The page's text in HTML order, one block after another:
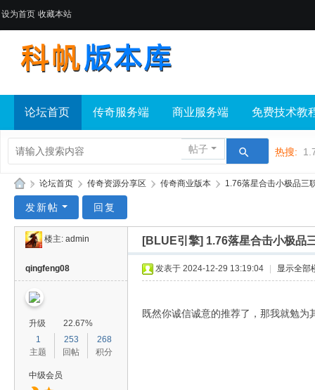
设为首页 收藏本站
论坛首页 传奇服务端 商业服务端 免费技术教
帖子 热搜:
帆
» 论坛首页 › 传奇资源分享区 › 传奇商业版本 › 1.76落星合击小极品三
发新帖 回复
楼主: admin [BLUE引擎] 1.76落星合击小极品
qingfeng08
升级
22.67%
1
主题
253
回帖
268
积分
中级会员
发表于 2024-12-29 13:19:04 显示全部
既然你诚信诚意的推荐了，那我就勉为